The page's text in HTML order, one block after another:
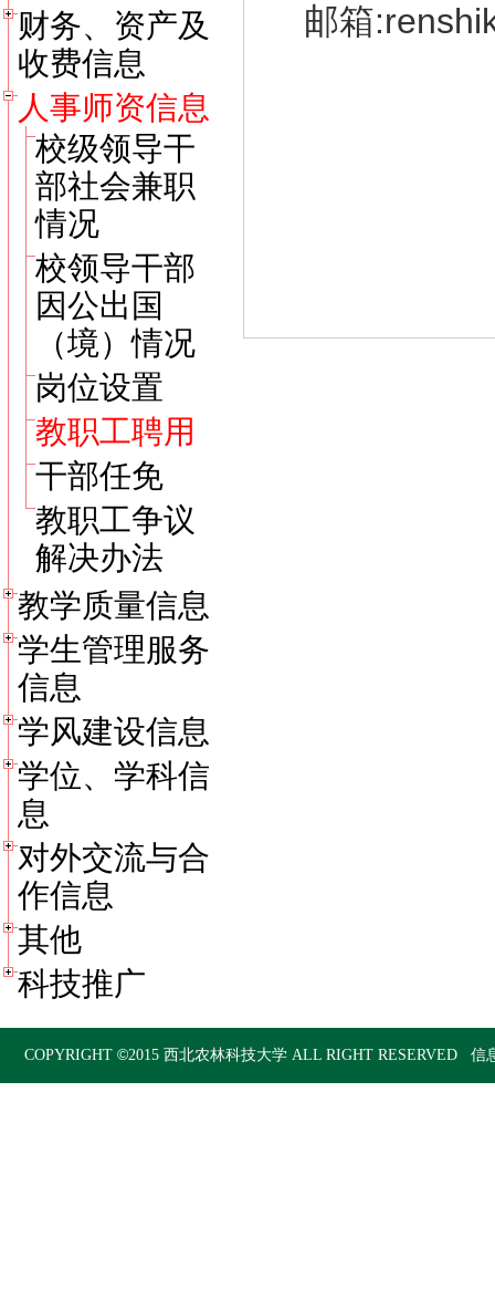
财务、资产及
收费信息
人事师资信息
校级领导干
部社会兼职
情况
校领导干部
因公出国
（境）情况
岗位设置
教职工聘用
干部任免
教职工争议
解决办法
教学质量信息
学生管理服务
信息
学风建设信息
学位、学科信
息
对外交流与合
作信息
其他
科技推广
邮箱
COPYRIGHT©2015西北农林科技大学 ALL RIGHT RESERVED 信